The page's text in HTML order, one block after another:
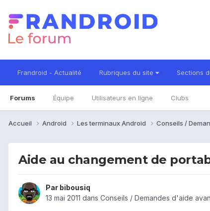
Frandroid - Actualité Rubriques du site Sections
Forums Équipe Utilisateurs en ligne Clubs
Accueil Android Les terminaux Android Conseils /
Aide au changement de
Par bibousiq
13 mai 2011 dans Conseils / Demandes d'aide